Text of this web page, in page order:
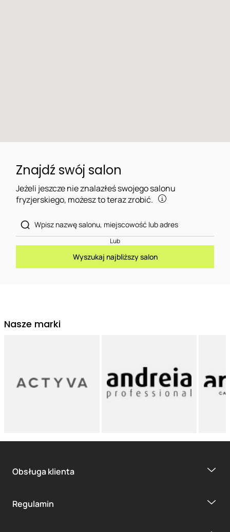
Znajdź swój salon
Jeżeli jeszcze nie znalazłeś swojego salonu
fryzjerskiego, możesz to teraz zrobić.
Lub
Wyszukaj najbliższy salon
Nasze marki
Obsługa klienta
Regulamin